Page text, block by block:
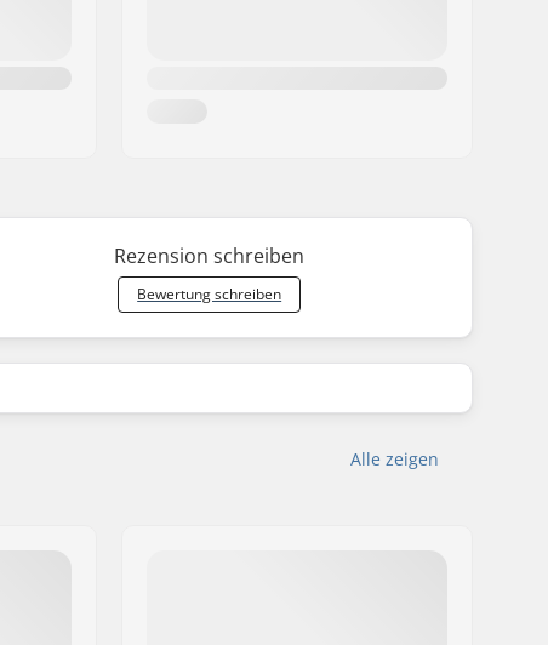
Rezension schreiben
Bewertung schreiben
Alle zeigen